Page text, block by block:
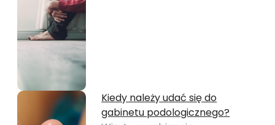
Kiedy należy udać się do
gabinetu podologicznego?